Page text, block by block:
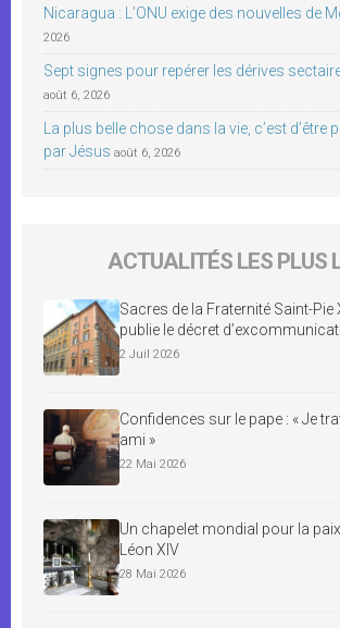
Nicaragua : L’ONU exige des nouvelles de
2026
Sept signes pour repérer les dérives
août 6, 2026
La plus belle chose dans la vie, c’est d’être
par Jésus août 6, 2026
ACTUALITÉS LES PLUS
Sacres de la Fraternité Saint-Pie
publie le décret
2 Juil 2026
Confidences sur le pape : « Je
ami »
22 Mai 2026
Un chapelet mondial pour la
Léon XIV
28 Mai 2026